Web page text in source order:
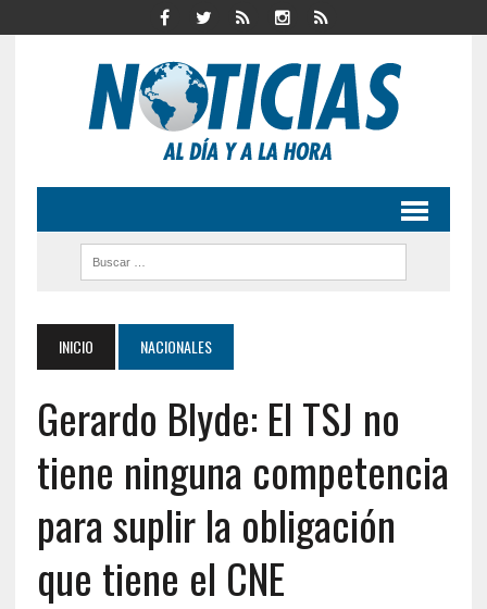
INICIO NACIONALES
Gerardo Blyde: El TSJ no
tiene ninguna competencia
para suplir la obligación
que tiene el CNE